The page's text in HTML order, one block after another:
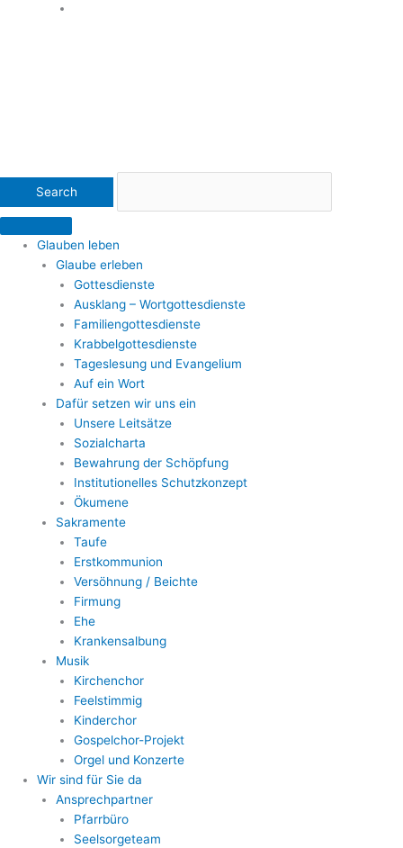
Glauben leben
Glaube erleben
Gottesdienste
Ausklang – Wortgottesdienste
Familiengottesdienste
Krabbelgottesdienste
Tageslesung und Evangelium
Auf ein Wort
Dafür setzen wir uns ein
Unsere Leitsätze
Sozialcharta
Bewahrung der Schöpfung
Institutionelles Schutzkonzept
Ökumene
Sakramente
Taufe
Erstkommunion
Versöhnung / Beichte
Firmung
Ehe
Krankensalbung
Musik
Kirchenchor
Feelstimmig
Kinderchor
Gospelchor-Projekt
Orgel und Konzerte
Wir sind für Sie da
Ansprechpartner
Pfarrbüro
Seelsorgeteam